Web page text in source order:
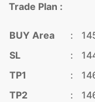
Trade Plan :
BUY Area :
SL
:
TP1
:
TP2
: